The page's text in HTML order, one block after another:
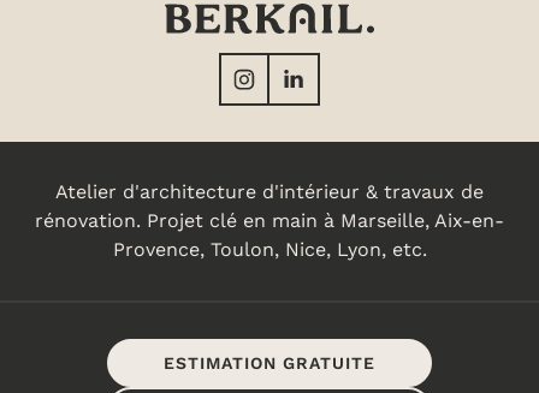
à la lecture d’un plan d’appartement ou de
Atelier d'architecture d'intérieur & travaux de
rénovation. Projet clé en main à Marseille, Aix-en-
Provence, Toulon, Nice, Lyon, etc.
ESTIMATION GRATUITE